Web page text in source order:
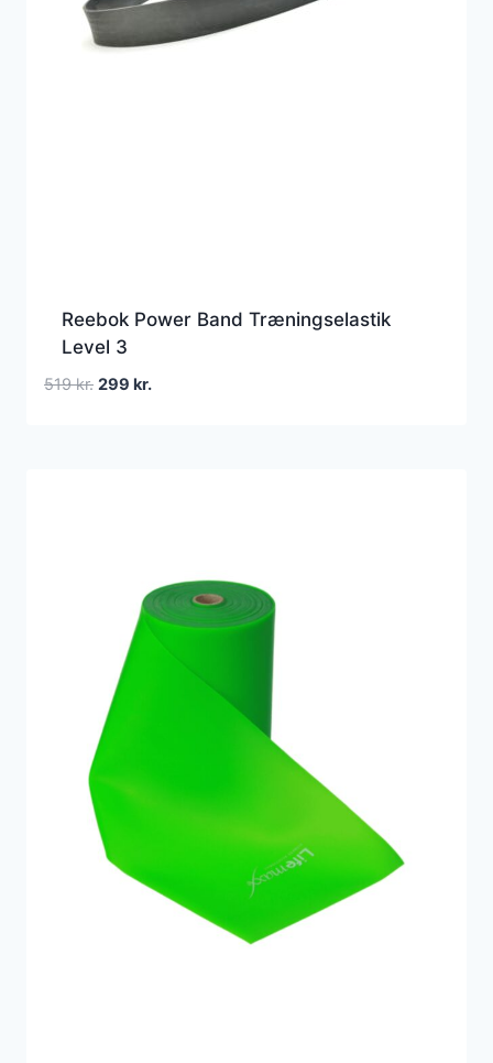
Reebok Power Band Træningselastik
Level 3
519kr. Den
299 kr.Den